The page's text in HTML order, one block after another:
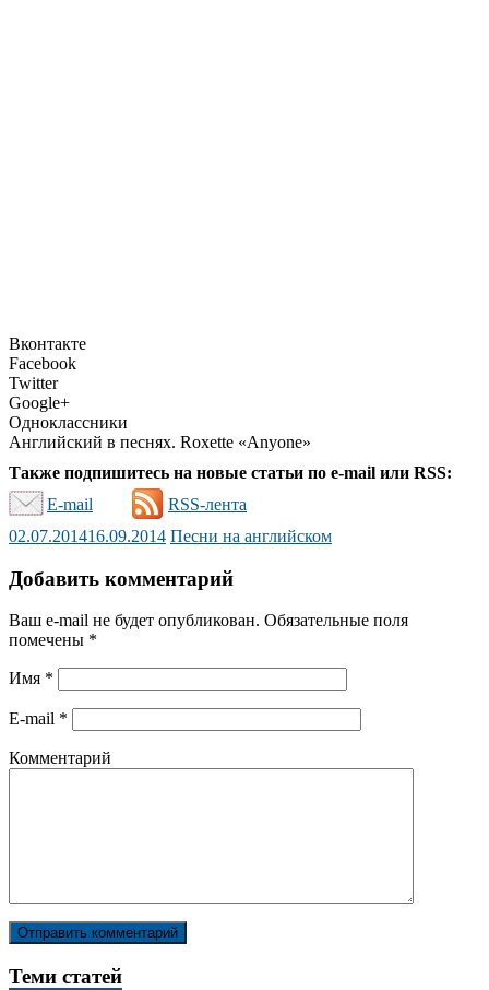
Вконтакте
Facebook
Twitter
Google+
Одноклассники
Английский в песнях. Roxette «Anyone»
Также подпишитесь на новые статьи по e-mail или RSS:
E-mail
RSS-лента
02.07.201416.09.2014 Песни на английском
Добавить комментарий
Ваш e-mail не будет опубликован. Обязательные поля
помечены *
Имя *
E-mail *
Комментарий
Теми статей